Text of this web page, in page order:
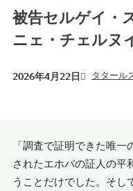
被告セルゲイ・
ニェ・チェルヌ
2026年4月22日 タタール
「調査で証明できた唯
されたエホバの証人の平
うことだけでした。そし